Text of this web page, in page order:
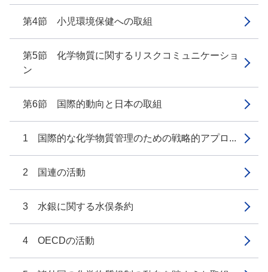
第4節 小児環境保健への取組
第5節 化学物質に関するリスクコミュニケーショ
ン
第6節 国際的動向と日本の取組
1 国際的な化学物質管理のための戦略的アプロ...
2 国連の活動
3 水銀に関する水俣条約
4 OECDの活動